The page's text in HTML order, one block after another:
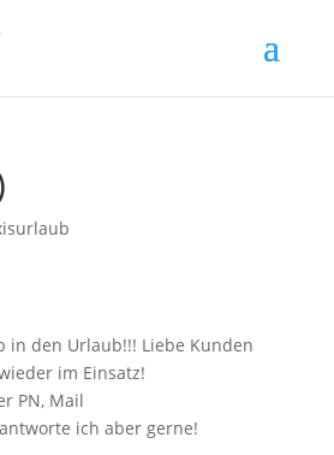
in den Urlaub!!! Liebe Kunden
im Einsatz!
PN, Mail
ich aber gerne!